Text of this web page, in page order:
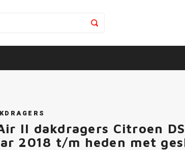
II dakdragers Citroen
2018 t/m heden met